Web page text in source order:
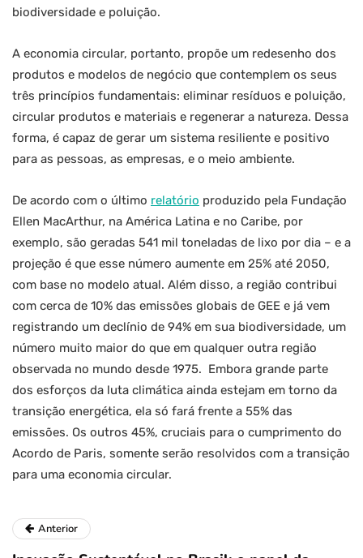
biodiversidade e poluição.
A economia circular, portanto, propõe um redesenho dos
produtos e modelos de negócio que contemplem os seus
três princípios fundamentais: eliminar resíduos e poluição,
circular produtos e materiais e regenerar a natureza. Dessa
forma, é capaz de gerar um sistema resiliente e positivo
para as pessoas, as empresas, e o meio ambiente.
De acordo com o último relatório produzido pela Fundação
Ellen MacArthur, na América Latina e no Caribe, por
exemplo, são geradas 541 mil toneladas de lixo por dia – e a
projeção é que esse número aumente em 25% até 2050,
com base no modelo atual. Além disso, a região contribui
com cerca de 10% das emissões globais de GEE e já vem
registrando um declínio de 94% em sua biodiversidade, um
número muito maior do que em qualquer outra região
observada no mundo desde 1975. Embora grande parte
dos esforços da luta climática ainda estejam em torno da
transição energética, ela só fará frente a 55% das
emissões. Os outros 45%, cruciais para o cumprimento do
Acordo de Paris, somente serão resolvidos com a transição
para uma economia circular.
Anterior